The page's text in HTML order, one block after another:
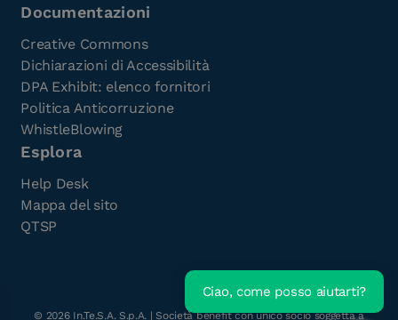
Documentazioni
Creative Commons
Dichiarazioni di Accessibilità
DPA Exhibit: elenco fornitori
Politica Anticorruzione
WhistleBlowing
Esplora
Help Desk
Mappa del sito
QTSP
© 2026In.Te.S.A. S.p.A. | Società benefit con unico socio soggetta a
Ciao, come posso aiutarti?